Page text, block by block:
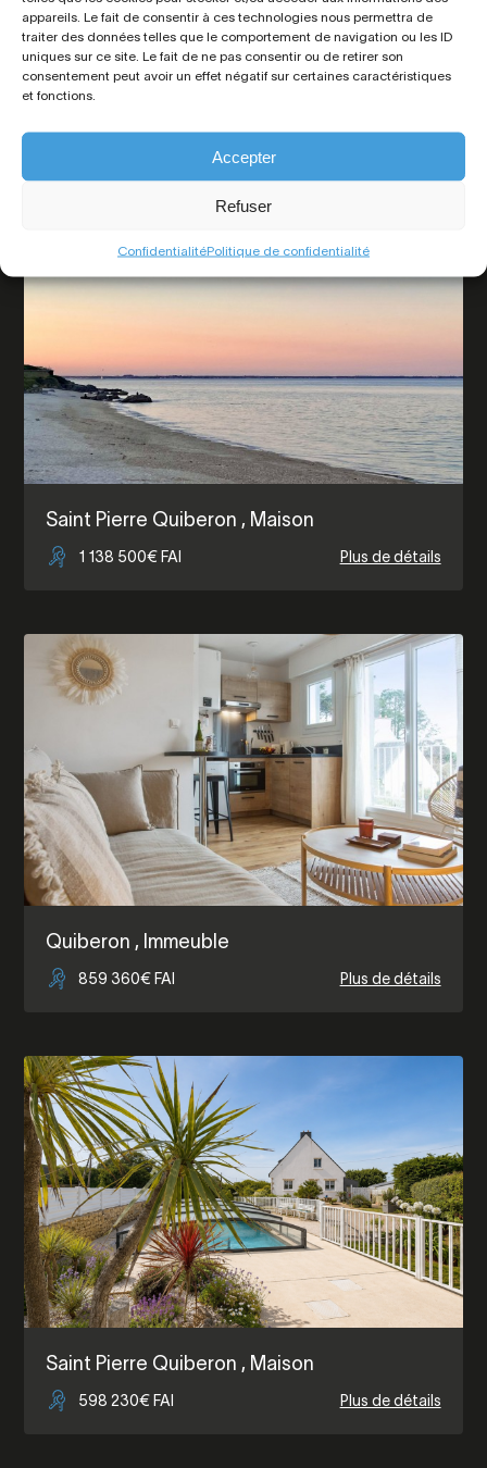
appareils. Le fait de consentir à ces technologies nous permettra de
traiter des données telles que le comportement de navigation ou les ID
uniques sur ce site. Le fait de ne pas consentir ou de retirer son
consentement peut avoir un effet négatif sur certaines caractéristiques
et fonctions.
Accepter
Refuser
ConfidentialitéPolitique de confidentialité
Quiberon
424 350€ FAI Plus de détails
Saint Pierre Quiberon , Maison
1 138 500€ FAI Plus de détails
Quiberon , Immeuble
859 360€ FAI Plus de détails
Saint Pierre Quiberon , Maison
598 230€ FAI Plus de détails